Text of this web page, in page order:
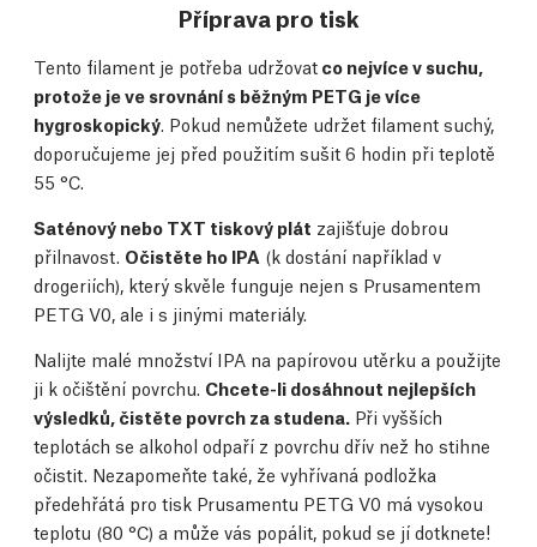
Příprava pro tisk
Tento filament je potřeba udržovat co nejvíce v suchu,
protože je ve srovnání s běžným PETG je více
hygroskopický. Pokud nemůžete udržet filament suchý,
doporučujeme jej před použitím sušit 6 hodin při teplotě
55 °C.
Saténový nebo TXT tiskový plát zajišťuje dobrou
přilnavost. Očistěte ho IPA (k dostání například v
drogeriích), který skvěle funguje nejen s Prusamentem
PETG V0, ale i s jinými materiály.
Nalijte malé množství IPA na papírovou utěrku a použijte
ji k očištění povrchu. Chcete-li dosáhnout nejlepších
výsledků, čistěte povrch za studena. Při vyšších
teplotách se alkohol odpaří z povrchu dřív než ho stihne
očistit. Nezapomeňte také, že vyhřívaná podložka
předehřátá pro tisk Prusamentu PETG V0 má vysokou
teplotu (80 °C) a může vás popálit, pokud se jí dotknete!